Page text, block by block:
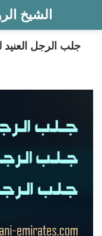
الشيخ
جلب الرجل العنيد